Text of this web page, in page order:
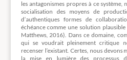
les antagonismes propres à ce système,
socialisation des moyens de
d’authentiques formes de
échéance comme une solution
Matthews, 2016). Dans ce domaine,
qui se voudrait pleinement critique
recenser l’existant. Certes, nous devons
la mise en lumière des processus